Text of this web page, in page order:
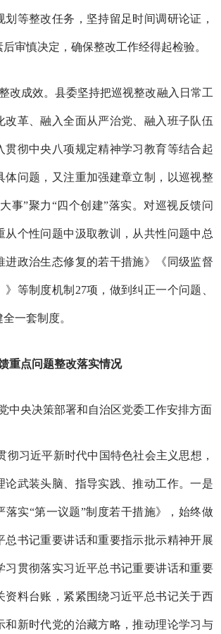
划等整改任务，坚持留足时间调研论证，
审慎决定，确保整改工作经得起检验。
改成效。县委坚持把巡视整改融入日常工
改革、融入全面从严治党、融入班子队伍
贯彻中央八项规定精神学习教育等结合起
体问题，又注重加强建章立制，以巡视整
事”聚力“四个创建”落实。对巡视反馈问
从个性问题中汲取教训，从共性问题中总
进政治生态修复的若干措施》《同级监督
等制度机制27项，做到纠正一个问题、
一套制度。
重点问题整改落实情况
中央决策部署和自治区党委工作安排方面
彻习近平新时代中国特色社会主义思想，
论武装头脑、指导实践、推动工作。一是
落实“第一议题”制度若干措施》，始终做
总书记重要讲话和重要指示批示精神开展
习贯彻落实习近平总书记重要讲话和重要
资料台账，紧紧围绕习近平总书记关于西
和新时代党的治藏方略，推动理论学习与